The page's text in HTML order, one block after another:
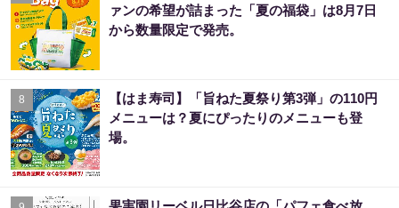
ァンの希望が詰まった「夏の福袋」は8月7日
から数量限定で発売。
8
【はま寿司】「旨ねた夏祭り第3弾」の110円
メニューは？夏にぴったりのメニューも登
場。